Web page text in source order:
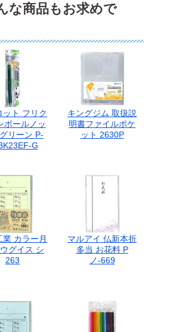
な商品もお求めで
ット フリク
ボールノッ
リーン P-
G
キングジム 取扱説
明書ファイルポケ
ット 2630P
業 カラー月
グイス シ
263
マルアイ 仏新本折
多当 お花料 P
ノ-669